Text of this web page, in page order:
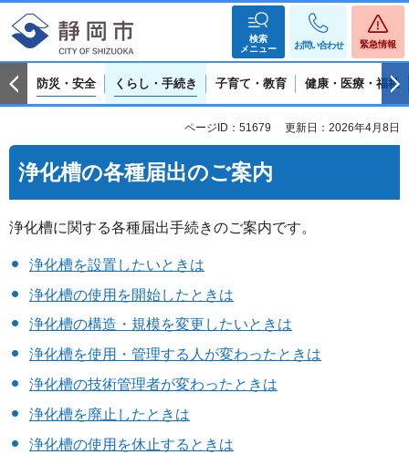
検索
メニュー
お問い合わせ 緊急情報
防災・安全 くらし・手続き 子育て・教育 健康・医療・福祉
ページID：51679 更新日：2026年4月8日
浄化槽の各種届出のご案内
浄化槽に関する各種届出手続きのご案内です。
浄化槽を設置したいときは
浄化槽の使用を開始したときは
浄化槽の構造・規模を変更したいときは
浄化槽を使用・管理する人が変わったときは
浄化槽の技術管理者が変わったときは
浄化槽を廃止したときは
浄化槽の使用を休止するときは